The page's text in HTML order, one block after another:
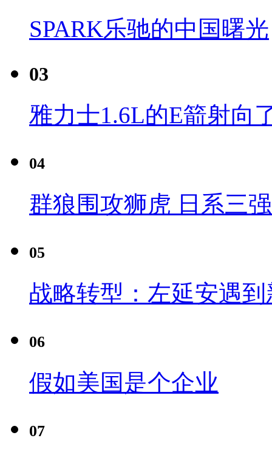
SPARK乐驰的中国曙光
03
雅力士1.6L的E箭射向
04
群狼围攻狮虎 日系三
05
战略转型：左延安遇
06
假如美国是个企业
07